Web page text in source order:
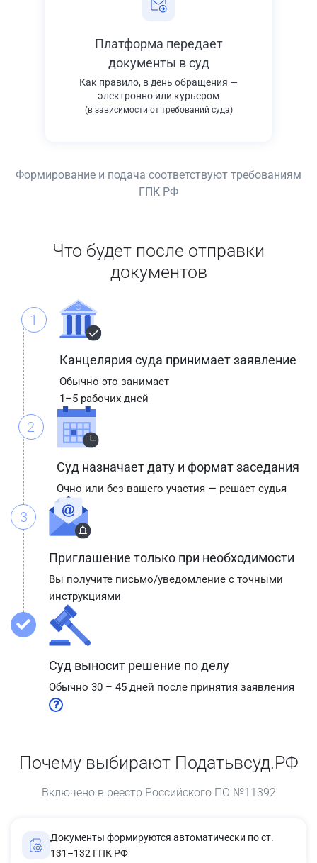
Платформа передает
документы в суд
Как правило, в день обращения —
электронно или курьером
(в зависимости от требований суда)
Формирование и подача соответствуют требованиям
ГПК РФ
Что будет после отправки
документов
1
Канцелярия суда принимает заявление
Обычно это занимает
1–5 рабочих дней
2
Суд назначает дату и формат заседания
Очно или без вашего участия — решает судья
3
Приглашение только при необходимости
Вы получите письмо/уведомление с точными
инструкциями
Суд выносит решение по делу
Обычно 30 – 45 дней после принятия заявления
Почему выбирают Податьвсуд.РФ
Включено в реестр Российского ПО №11392
Документы формируются автоматически по ст.
131–132 ГПК РФ